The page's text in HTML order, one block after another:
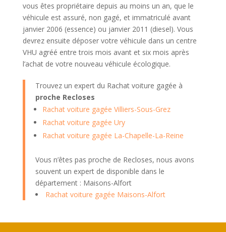
vous êtes propriétaire depuis au moins un an, que le
véhicule est assuré, non gagé, et immatriculé avant
janvier 2006 (essence) ou janvier 2011 (diesel). Vous
devrez ensuite déposer votre véhicule dans un centre
VHU agréé entre trois mois avant et six mois après
l’achat de votre nouveau véhicule écologique.
Trouvez un expert du Rachat voiture gagée à
proche Recloses
Rachat voiture gagée Villiers-Sous-Grez
Rachat voiture gagée Ury
Rachat voiture gagée La-Chapelle-La-Reine
Vous n’êtes pas proche de Recloses, nous avons
souvent un expert de disponible dans le
département : Maisons-Alfort
Rachat voiture gagée Maisons-Alfort